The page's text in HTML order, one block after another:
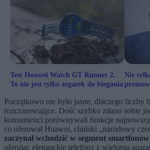
Test Huawei Watch GT Runner 2.
To nie jest tylko zegarek do biegania
Nie
Początkowo nie było jasne, dlaczego liczby
rozczarowujące. Dość szybko zdano sobie
konsumenci porównywali funkcje
co oferował Huawei, chiński „narodowy
zaczynał wchodzić w segment
oferując eleganckie telefony z wieloma